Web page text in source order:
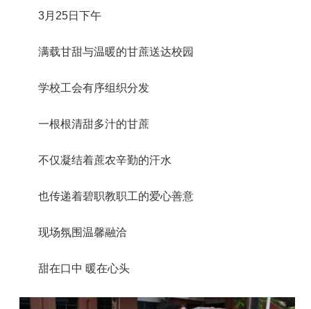
3月25日下午
满载甘甜与温暖的甘蔗送达校园
学校工会有序组织分发
一根根清甜多汁的甘蔗
不仅凝结着蔗农辛勤的汗水
也传递着碧职教职工的爱心善意
现场氛围温馨融洽
甜在口中 暖在心头